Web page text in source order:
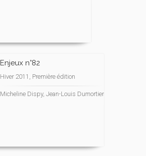
Enjeux n°82
Hiver 2011, Première édition
Micheline Dispy, Jean-Louis Dumortier